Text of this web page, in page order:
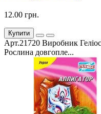
12.00 грн.
Купити
Арт.21720 Виробник
Рослина довгопле...